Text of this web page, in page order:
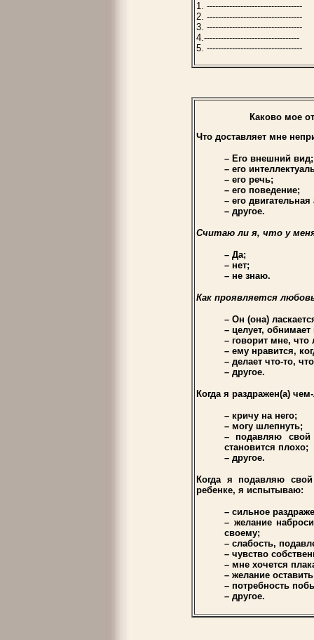
1. ----------------------------------
2. ----------------------------------
3. ----------------------------------
4.----------------------------------
5. ----------------------------------
Каково мое
Что доставляет мне
– Его внешний вид;
– его
– его речь;
– его поведение;
– его двигательная
– другое.
Считаю ли я, что у
– Да;
– нет;
– не знаю.
Как проявляется
– Он (она)
– целует,
– говорит мне,
– ему нравится,
– делает что-то,
– другое.
Когда я раздражен(а)
– кричу на него;
– могу шлепнуть;
– подавляю
становится плохо;
– другое.
Когда я подавляю
ребенке, я испытываю:
– сильное
– желание
своему;
– слабость,
– чувство
– мне хочется
– желание
– потребность
– другое.